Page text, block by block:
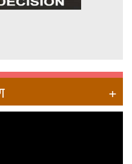
+